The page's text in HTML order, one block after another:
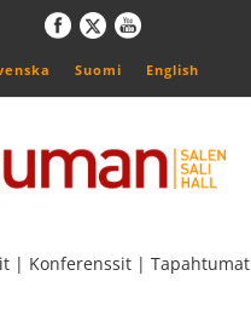
Suomi English
| Konferenssit | Tapahtumat